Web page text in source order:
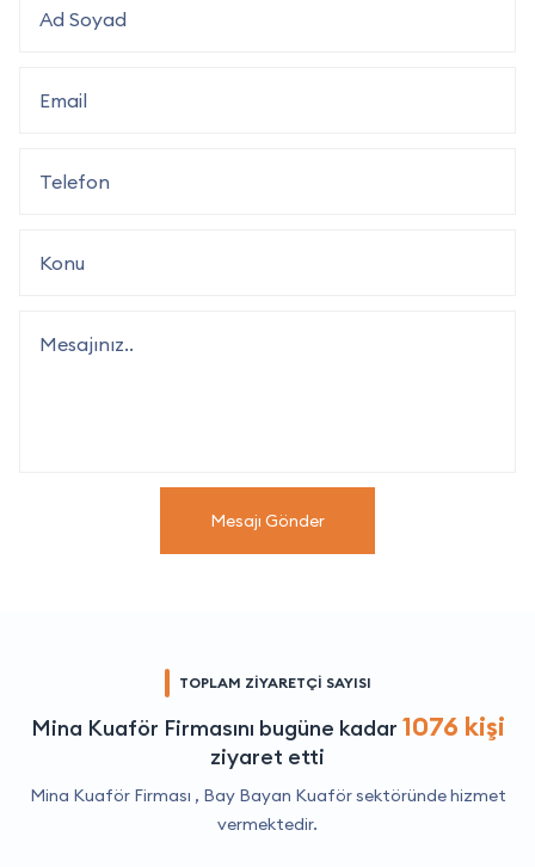
Mesajı Gönder
TOPLAM ZİYARETÇİ SAYISI
Mina Kuaför Firmasını bugüne kadar 1076 kişi
ziyaret etti
Mina Kuaför Firması , Bay Bayan Kuaförsektöründe hizmet
vermektedir.